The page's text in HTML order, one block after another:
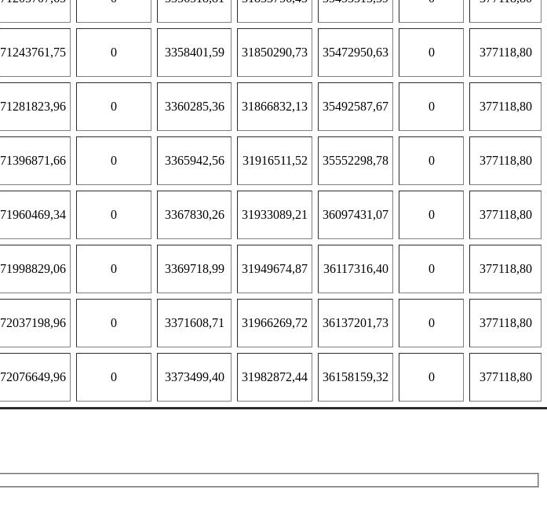
71243761,75 0 3358401,59 31850290,73 35472950,63 0 377118,80
71281823,96 0 3360285,36 31866832,13 35492587,67 0 377118,80
71396871,66 0 3365942,56 31916511,52 35552298,78 0 377118,80
71960469,34 0 3367830,26 31933089,21 36097431,07 0 377118,80
71998829,06 0 3369718,99 31949674,87 36117316,40 0 377118,80
72037198,96 0 3371608,71 31966269,72 36137201,73 0 377118,80
72076649,96 0 3373499,40 31982872,44 36158159,32 0 377118,80